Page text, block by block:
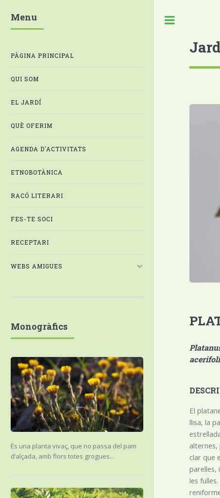
El
llisa, la
alternes,
clar que
parelles,
les
Menu
PÀGINA PRINCIPAL
QUI SOM
EL JARDÍ
QUÈ OFERIM
AGENDA D'ACTIVITATS
ETNOBOTÀNICA
RACÓ LITERARI
FES-TE SOCI
RECEPTARI
WEBS AMIGUES
Monogràfics
És una planta vivaç, que no passa del pam
d’alçada, amb flors totes grogues...